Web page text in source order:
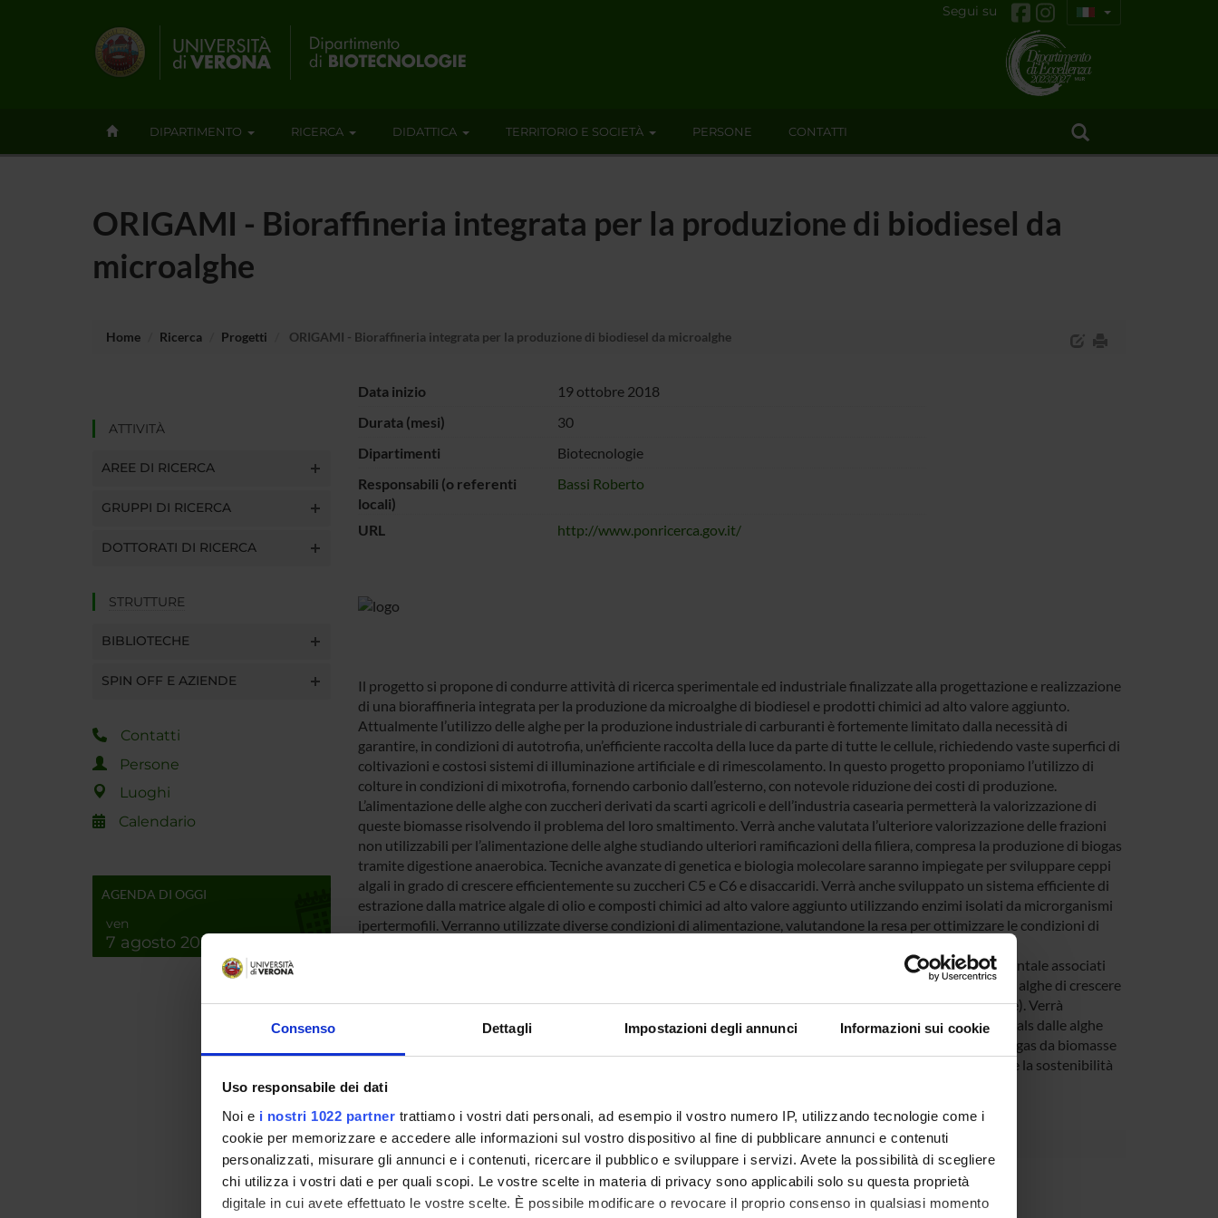
Consenso Dettagli Impostazioni degli annunci Informazioni sui cookie
Uso responsabile dei dati
Noi e i nostri 1022 partner trattiamo i vostri dati personali, ad esempio il vostro numero IP, utilizzando tecnologie come i
cookie per memorizzare e accedere alle informazioni sul vostro dispositivo al fine di pubblicare annunci e contenuti
personalizzati, misurare gli annunci e i contenuti, ricercare il pubblico e sviluppare i servizi. Avete la possibilità di scegliere
chi utilizza i vostri dati e per quali scopi. Le vostre scelte in materia di privacy sono applicabili solo su questa proprietà
digitale in cui avete effettuato le vostre scelte. È possibile modificare o revocare il proprio consenso in qualsiasi momento
Segui su
DIPARTIMENTO RICERCA DIDATTICA TERRITORIO E SOCIETÀ PERSONE CONTATTI
ORIGAMI - Bioraffineria integrata per la produzione di biodiesel da
microalghe
Home Ricerca Progetti ORIGAMI - Bioraffineria integrata per la produzione di biodiesel da microalghe
ATTIVITÀ
AREE DI RICERCA
GRUPPI DI RICERCA
DOTTORATI DI RICERCA
STRUTTURE
BIBLIOTECHE
SPIN OFF E AZIENDE
Contatti
Persone
Luoghi
Calendario
AGENDA DI OGGI
ven
7 agosto 2026
Data inizio
19 ottobre 2018
Durata (mesi)
30
Dipartimenti
Biotecnologie
Responsabili (o referenti
locali)
Bassi Roberto
URL http://www.ponricerca.gov.it/
Il progetto si propone di condurre attività di ricerca sperimentale ed industriale finalizzate alla progettazione e realizzazione
di una bioraffineria integrata per la produzione da microalghe di biodiesel e prodotti chimici ad alto valore aggiunto.
Attualmente l’utilizzo delle alghe per la produzione industriale di carburanti è fortemente limitato dalla necessità di
garantire, in condizioni di autotrofia, un’efficiente raccolta della luce da parte di tutte le cellule, richiedendo vaste superfici di
coltivazioni e costosi sistemi di illuminazione artificiale e di rimescolamento. In questo progetto proponiamo l’utilizzo di
colture in condizioni di mixotrofia, fornendo carbonio dall’esterno, con notevole riduzione dei costi di produzione.
L’alimentazione delle alghe con zuccheri derivati da scarti agricoli e dell’industria casearia permetterà la valorizzazione di
queste biomasse risolvendo il problema del loro smaltimento. Verrà anche valutata l’ulteriore valorizzazione delle frazioni
non utilizzabili per l’alimentazione delle alghe studiando ulteriori ramificazioni della filiera, compresa la produzione di biogas
tramite digestione anaerobica. Tecniche avanzate di genetica e biologia molecolare saranno impiegate per sviluppare ceppi
algali in grado di crescere efficientemente su zuccheri C5 e C6 e disaccaridi. Verrà anche sviluppato un sistema efficiente di
estrazione dalla matrice algale di olio e composti chimici ad alto valore aggiunto utilizzando enzimi isolati da microrganismi
ipertermofili. Verranno utilizzate diverse condizioni di alimentazione, valutandone la resa per ottimizzare le condizioni di
Lo sviluppo di processi di pre-trattamento enzimatico sarà finalizzato ad abbattere i costi e l’impatto ambientale associati
alla conversione delle biomasse lignocellulosiche in zuccheri semplici. Verrà anche valutata la capacità delle alghe di crescere
utilizzando digestati ottenuti da biomasse di tipo diverso come paglia e rifiuti urbani, FORSU e acque reflue). Verrà
realizzato un impianto pilota, presso l’azienda casearia Capurso , finalizzato alla produzione di olio e chemicals dalle alghe
alimentate con biomasse di scarto delle aziende. A questi verranno accoppiati impianti di produzione di biogas da biomasse
di scarto. Verrà quindi determinata quantitativamente e qualitativamente la produzione di olio per valutare la sostenibilità
delle filiere proposte.
ENTI FINANZIATORI:
MIUR - PON Ricerca e
Innovazione - Ricerca
Finanziamento:assegnato e gestito dal Dipartimento